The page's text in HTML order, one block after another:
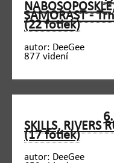
SAMORAST -
(22 fotiek)
autor: DeeGee
877 videní
SKILLS, RIVERS
(17 fotiek)
autor: DeeGee